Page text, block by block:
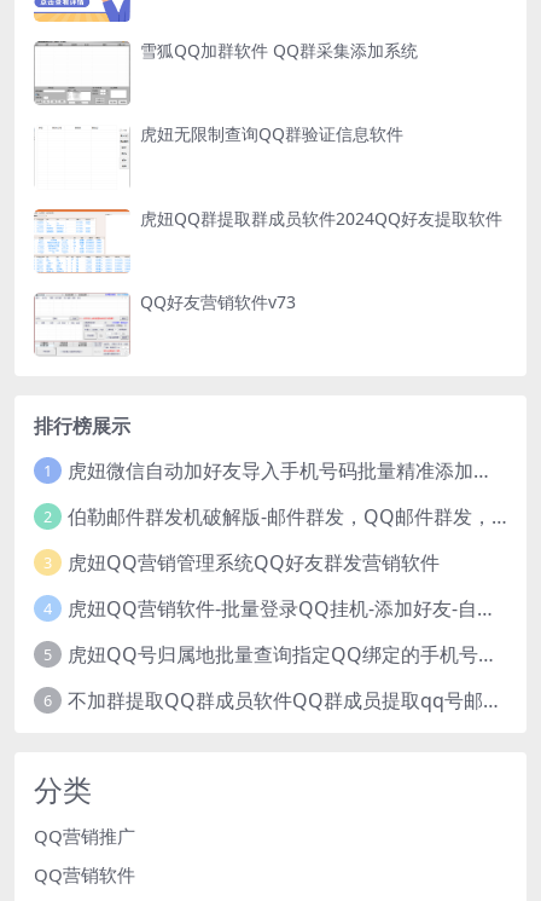
雪狐QQ加群软件 QQ群采集添加系统
虎妞无限制查询QQ群验证信息软件
虎妞QQ群提取群成员软件2024QQ好友提取软件
QQ好友营销软件v73
排行榜展示
1 虎妞微信自动加好友导入手机号码批量精准添加客户售营销软件微商工具
2 伯勒邮件群发机破解版-邮件群发，QQ邮件群发，邮件群发软件，伯乐邮件群发工具，邮件群发器
3 虎妞QQ营销管理系统QQ好友群发营销软件
4 虎妞QQ营销软件-批量登录QQ挂机-添加好友-自动加群-群发消息-临时会话
5 虎妞QQ号归属地批量查询指定QQ绑定的手机号软件
6 不加群提取QQ群成员软件QQ群成员提取qq号邮箱软件
分类
QQ营销推广
QQ营销软件